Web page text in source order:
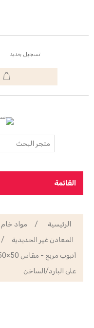
تسجيل جديد
القائمة
الرئيسية / مواد خام
المعادن غير الحديدية
/
على البارد/الساخن